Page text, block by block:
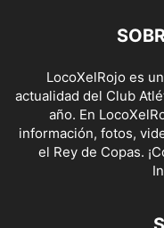
LocoXelRojo es
actualidad del Club
año. En
información, fotos,
el Rey de Copas.